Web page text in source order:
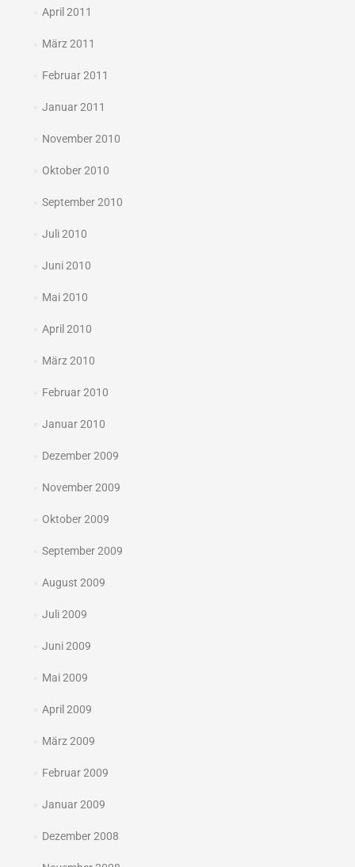
April 2011
März 2011
Februar 2011
Januar 2011
November 2010
Oktober 2010
September 2010
Juli 2010
Juni 2010
Mai 2010
April 2010
März 2010
Februar 2010
Januar 2010
Dezember 2009
November 2009
Oktober 2009
September 2009
August 2009
Juli 2009
Juni 2009
Mai 2009
April 2009
März 2009
Februar 2009
Januar 2009
Dezember 2008